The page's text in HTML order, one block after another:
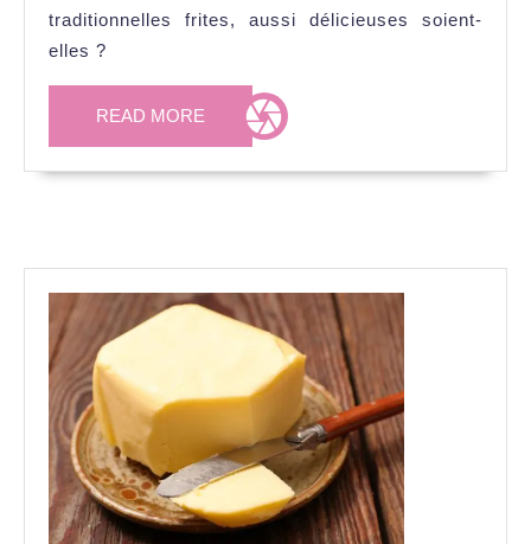
traditionnelles frites, aussi délicieuses soient-
elles ?
READ MORE READ
MORE